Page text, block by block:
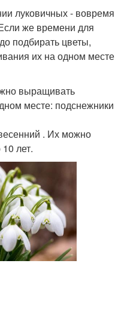
луковичных - вовремя
же времени для
подбирать цветы,
их на одном месте
выращивать
месте: подснежники
. Их можно
лет.